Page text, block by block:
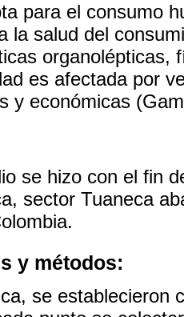
para el consumo
la salud del
organolépticas,
es afectada por
y económicas
se hizo con el fin
sector Tuaneca
y métodos:
se establecieron